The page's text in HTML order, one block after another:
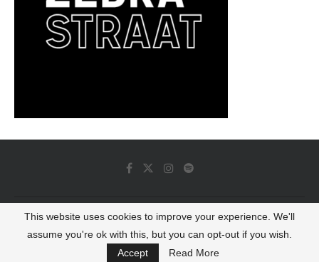
© 2022 - Luminous Dash All Rights Reserved
BACK TO TOP
This website uses cookies to improve your experience. We'll
assume you're ok with this, but you can opt-out if you wish.
Accept
Read More